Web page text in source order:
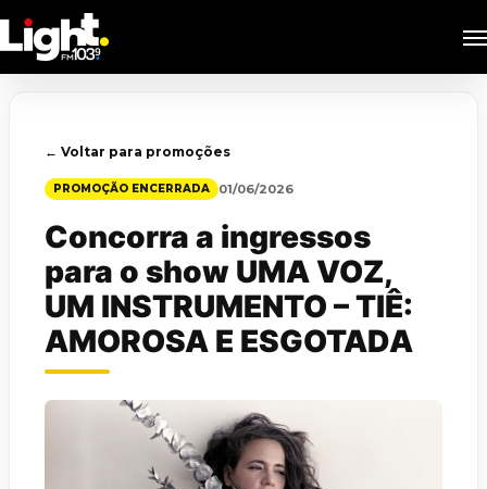
to
main
← Voltar para promoções
PROMOÇÃO ENCERRADA 01/06/2026
Concorra a ingressos
para o show UMA VOZ,
UM INSTRUMENTO – TIÊ:
AMOROSA E ESGOTADA